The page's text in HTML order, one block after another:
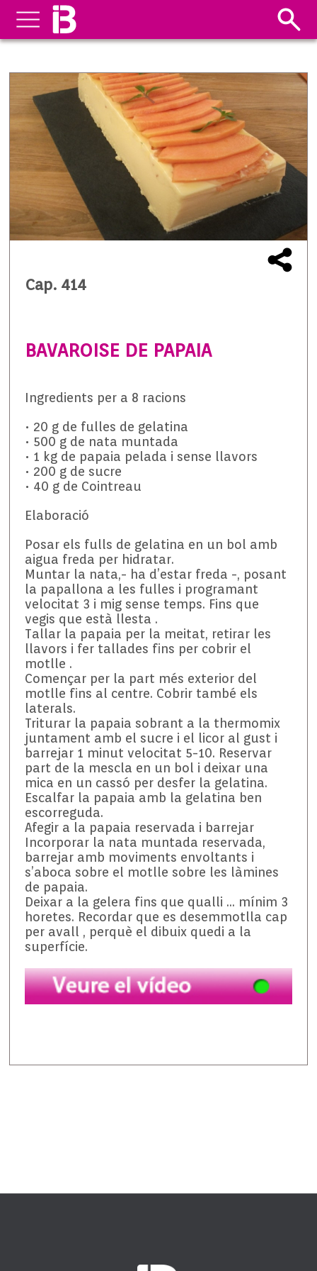
Cap. 414
BAVAROISE DE PAPAIA
Ingredients per a 8 racions
• 20 g de fulles de gelatina
• 500 g de nata muntada
• 1 kg de papaia pelada i sense llavors
• 200 g de sucre
• 40 g de Cointreau
Elaboració
Posar els fulls de gelatina en un bol amb
aigua freda per hidratar.
Muntar la nata,- ha d’estar freda -, posant
la papallona a les fulles i programant
velocitat 3 i mig sense temps. Fins que
vegis que està llesta .
Tallar la papaia per la meitat, retirar les
llavors i fer tallades fins per cobrir el
motlle .
Començar per la part més exterior del
motlle fins al centre. Cobrir també els
laterals.
Triturar la papaia sobrant a la thermomix
juntament amb el sucre i el licor al gust i
barrejar 1 minut velocitat 5-10. Reservar
part de la mescla en un bol i deixar una
mica en un cassó per desfer la gelatina.
Escalfar la papaia amb la gelatina ben
escorreguda.
Afegir a la papaia reservada i barrejar
Incorporar la nata muntada reservada,
barrejar amb moviments envoltants i
s’aboca sobre el motlle sobre les làmines
de papaia.
Deixar a la gelera fins que qualli … mínim 3
horetes. Recordar que es desemmotlla cap
per avall , perquè el dibuix quedi a la
superfície.